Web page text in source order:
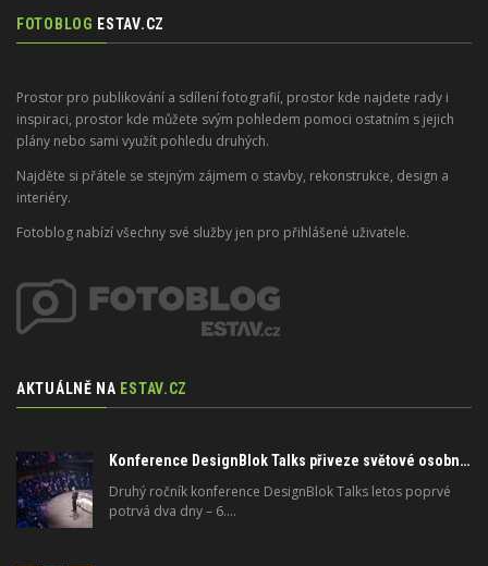
FOTOBLOG ESTAV.CZ
Prostor pro publikování a sdílení fotografií, prostor kde najdete rady i
inspiraci, prostor kde můžete svým pohledem pomoci ostatním s jejich
plány nebo sami využít pohledu druhých.
Najděte si přátele se stejným zájmem o stavby, rekonstrukce, design a
interiéry.
Fotoblog nabízí všechny své služby jen pro přihlášené uživatele.
AKTUÁLNĚ NA ESTAV.CZ
Konference DesignBlok Talks přiveze světové osobnosti designu a architektury
Druhý ročník konference DesignBlok Talks letos poprvé
potrvá dva dny – 6.…